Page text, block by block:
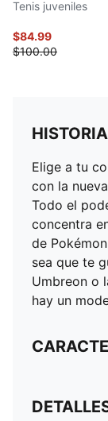
Tenis juveniles
$84.99
$100.00
Elige a tu
con la
Todo el
concentra
de
sea que te
Umbreon o
hay un